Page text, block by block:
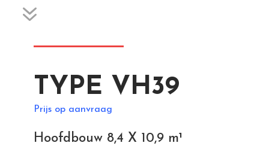
7
TYPE VH39
Prijs op aanvraag
Hoofdbouw 8,4 X 10,9 m¹